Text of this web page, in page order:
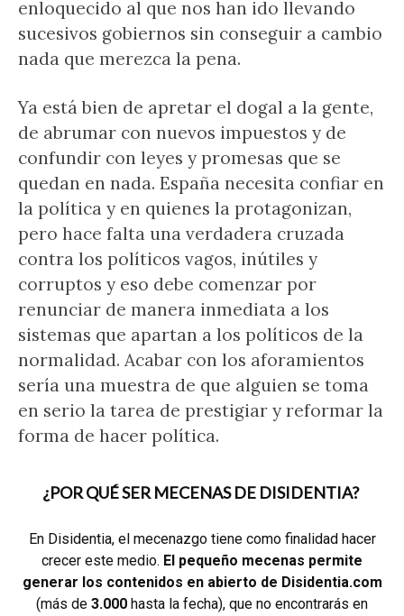
enloquecido al que nos han ido llevando
sucesivos gobiernos sin conseguir a cambio
nada que merezca la pena.
Ya está bien de apretar el dogal a la gente,
de abrumar con nuevos impuestos y de
confundir con leyes y promesas que se
quedan en nada. España necesita confiar en
la política y en quienes la protagonizan,
pero hace falta una verdadera cruzada
contra los políticos vagos, inútiles y
corruptos y eso debe comenzar por
renunciar de manera inmediata a los
sistemas que apartan a los políticos de la
normalidad. Acabar con los aforamientos
sería una muestra de que alguien se toma
en serio la tarea de prestigiar y reformar la
forma de hacer política.
¿POR QUÉ SER MECENAS DE DISIDENTIA?
En Disidentia, el mecenazgo tiene como finalidad hacer
crecer este medio. El pequeño mecenas permite
generar los contenidos en abierto de Disidentia.com
(más de 3.000 hasta la fecha), que no encontrarás en